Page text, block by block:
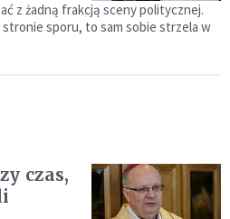
z żadną frakcją sceny politycznej.
stronie sporu, to sam sobie strzela w
czas,